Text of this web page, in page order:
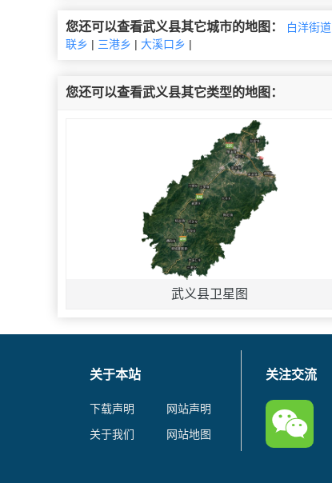
您还可以查看武义县其它城市的地图： 白洋街道
联乡 | 三港乡 | 大溪口乡 |
您还可以查看武义县其它类型的地图：
武义县卫星图
关于本站
下载声明
网站声明
关于我们
网站地图
关注交流